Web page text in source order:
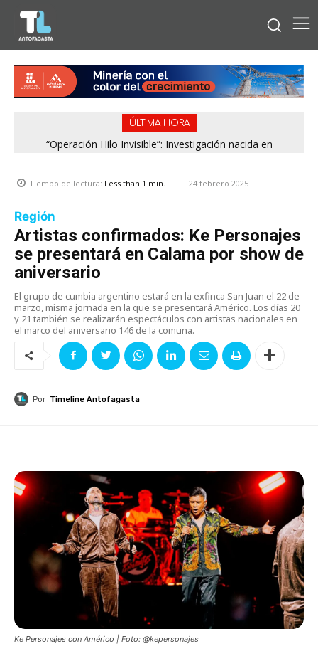
ÚLTIMA HORA
“Operación Hilo Invisible”: Investigación nacida en
Tiempo de lectura: Less than 1 min. 24 febrero 2025
Región
Artistas confirmados: Ke Personajes
se presentará en Calama por show de
aniversario
El grupo de cumbia argentino estará en la exfinca San Juan el 22 de
marzo, misma jornada en la que se presentará Américo. Los días 20
y 21 también se realizarán espectáculos con artistas nacionales en
el marco del aniversario 146 de la comuna.
Por Timeline Antofagasta
Ke Personajes con Américo | Foto: @kepersonajes